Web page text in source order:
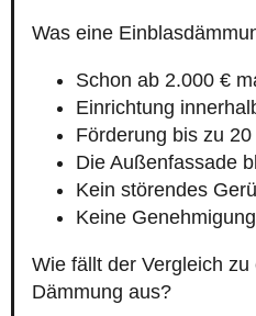
Was eine
Schon ab 2.000 €
Einrichtung
Förderung bis zu
Die Außenfassade
Kein störendes
Keine
Wie fällt der Vergleich
Dämmung aus?